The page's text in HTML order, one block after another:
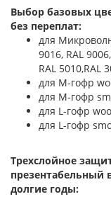
Выбор базовых
без переплат:
для
9016, RAL
RAL 5010,RAL
для М-гофр
для М-гофр
для L-гофр
для L-гофр
Трехслойное
презентабельный
долгие годы: